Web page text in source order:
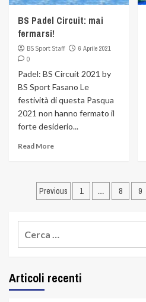
BS Padel Circuit: mai
fermarsi!
BS Sport Staff
6 Aprile 2021
0
Padel: BS Circuit 2021 by
BS Sport Fasano Le
festività di questa Pasqua
2021 non hanno fermato il
forte desiderio...
Read More
Navigazione
Previous 1 … 8 9
Articoli recenti